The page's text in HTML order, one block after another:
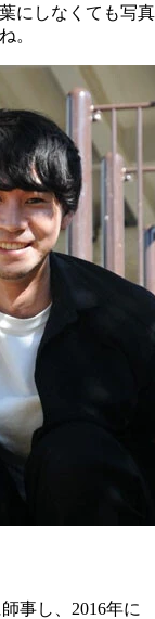
にしなくても写真
。
事し、2016年に